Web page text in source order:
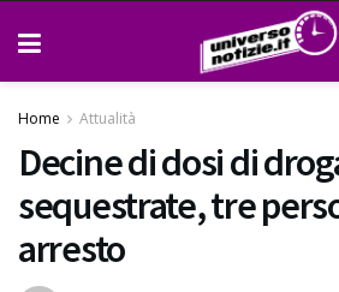
Home Attualità
Decine di dosi di
sequestrate, tre
arresto